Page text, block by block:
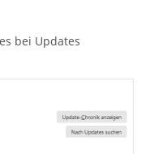
bei Updates